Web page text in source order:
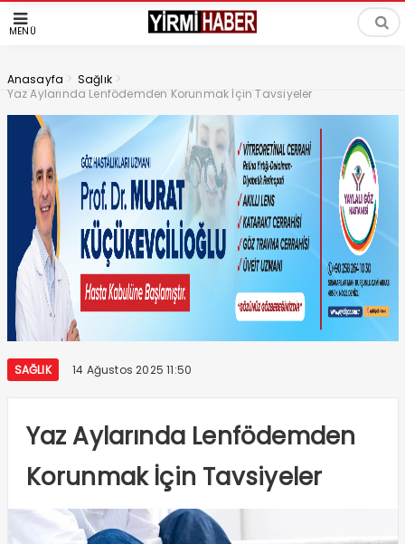
MENÜ
Anasayfa > Sağlık >
Yaz Aylarında Lenfödemden Korunmak İçin Tavsiyeler
SAĞLIK 14 Ağustos 2025 11:50
Yaz Aylarında Lenfödemden
Korunmak İçin Tavsiyeler